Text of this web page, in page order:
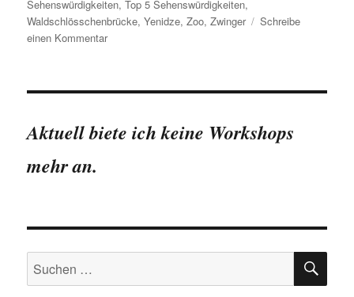
Sehenswürdigkeiten,Top 5 Sehenswürdigkeiten,
Waldschlösschenbrücke,Yenidze,Zoo,Zwinger
Schreibe
einen Kommentarzu
Dresdens
Google-
Aktuell biete ich keine Workshops
mehr an.
Suchen
nach: